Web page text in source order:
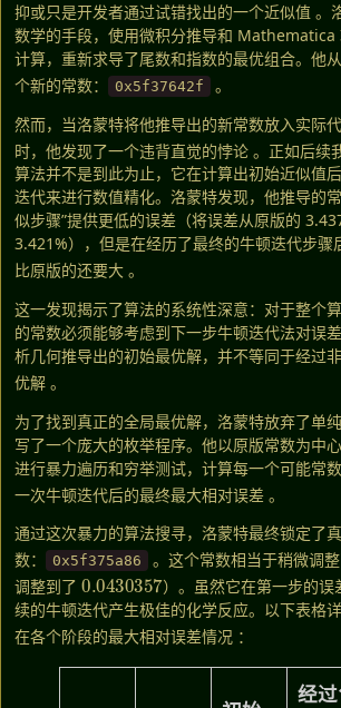
抑或只是开发者通过试错找出的一个近似值 。
数学的手段，使用微积分推导和 Mathematica
计算，重新求导了尾数和指数的最优组合。他
个新的常数：
0x5f37642f
。
然而，当洛蒙特将他推导出的新常数放入实际
时，他发现了一个违背直觉的悖论 。正如后续
算法并不是到此为止，它在计算出初始近似值
迭代来进行数值精化。洛蒙特发现，他推导的
似步骤”提供更低的误差（将误差从原版的
3.421%），但是在经历了最终的牛顿迭代步骤
比原版的还要大 。
这一发现揭示了算法的系统性深意：对于整个
的常数必须能够考虑到下一步牛顿迭代法对误
析几何推导出的初始最优解，并不等同于经过
优解 。
为了找到真正的全局最优解，洛蒙特放弃了单
写了一个庞大的枚举程序。他以原版常数为中
进行暴力遍历和穷举测试，计算每一个可能常
一次牛顿迭代后的最终最大相对误差 。
通过这次暴力的算法搜寻，洛蒙特最终锁定了
数：
0x5f375a86 。这个常数相当于稍微调
调整到了
0.0430357
） 。虽然它在第一步的误
续的牛顿迭代产生极佳的化学反应。以下表格
在各个阶段的最大相对误差情况 ：
经过